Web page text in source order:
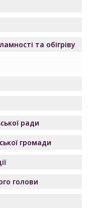
та обігріву
ради
громади
голови